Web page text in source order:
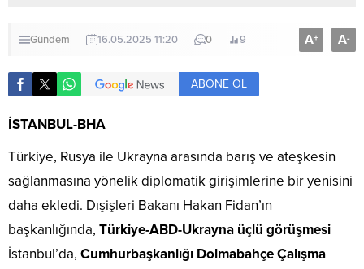
Gündem 16.05.2025 11:20 0 9 A+ A-
ABONE OL
İSTANBUL-BHA
Türkiye, Rusya ile Ukrayna arasında barış ve ateşkesin
sağlanmasına yönelik diplomatik girişimlerine bir yenisini
daha ekledi. Dışişleri Bakanı Hakan Fidan’ın
başkanlığında, Türkiye-ABD-Ukrayna üçlü görüşmesi
İstanbul’da, Cumhurbaşkanlığı Dolmabahçe Çalışma